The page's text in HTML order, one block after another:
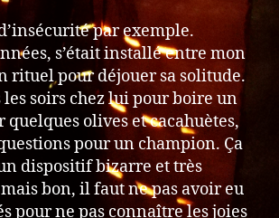
par exemple.
s’était installé entre mon
rituel pour déjouer sa solitude.
les soirs chez lui pour boire un
quelques olives et cacahuètes,
pour un champion. Ça
dispositif bizarre et très
bon, il faut ne pas avoir eu
pour ne pas connaître les joies